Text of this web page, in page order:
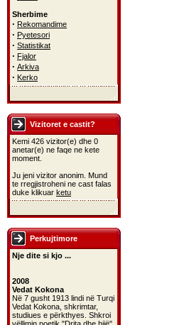
Sherbime
· Rekomandime
· Pyetesori
· Statistikat
· Fjalor
· Arkiva
· Kerko
Vizitoret e castit?
Kemi 426 vizitor(e) dhe 0
anetar(e) ne faqe ne kete
moment.
Ju jeni vizitor anonim. Mund
te rregjistroheni ne cast falas
duke klikuar ketu
Perkujtimore
Nje dite si kjo ...
2008
Vedat Kokona
Në 7 gusht 1913 lindi në Turqi
Vedat Kokona, shkrimtar,
studiues e përkthyes. Shkroi